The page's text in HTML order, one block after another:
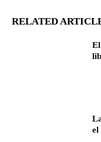
RELATED
el